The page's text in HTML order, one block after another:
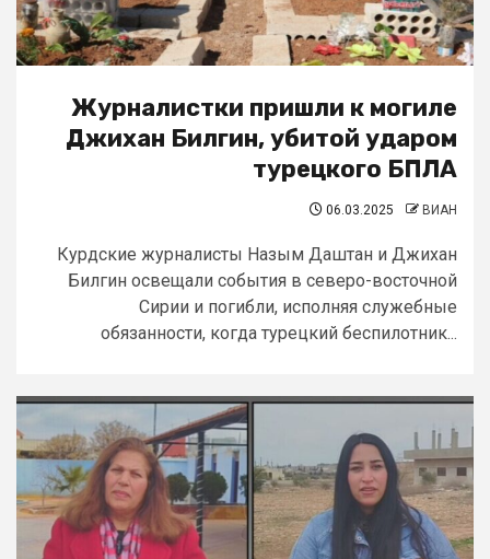
Журналистки пришли к могиле
Джихан Билгин, убитой ударом
турецкого БПЛА
06.03.2025 ВИАН
Курдские журналисты Назым Даштан и Джихан
Билгин освещали события в северо-восточной
Сирии и погибли, исполняя служебные
обязанности, когда турецкий беспилотник...